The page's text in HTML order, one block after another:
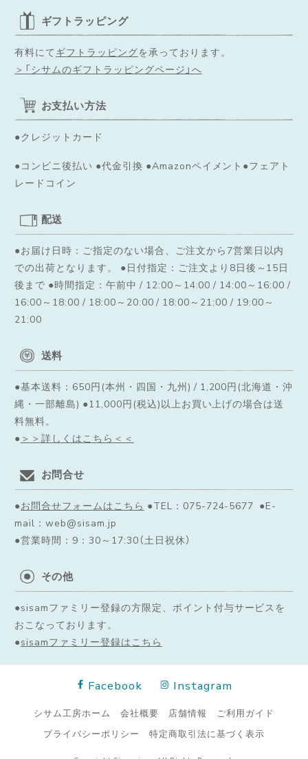
ギフトラッピング
有料にて ギフトラッピングを承っております。
＞「シサムのギフトラッピングページ」へ
お支払い方法
●クレジットカード
●コンビニ後払い ●代金引換 ●Amazonペイメント●フェアト
レードコイン
配送
●お届け日時：ご指定のない場合、ご注文から7営業日以内
での出荷となります。
●日付指定：ご注文より8日後～15日
後まで ●時間指定：午前中 / 12:00～14:00 / 14:00～16:00 /
16:00～18:00 / 18:00～20:00 / 18:00～21:00 / 19:00～
21:00
送料
●基本送料：650円(本州・四国・九州) / 1,200円(北海道・沖
縄・一部離島) ●11,000円(税込)以上お買い上げの場合は送
料無料。
● ＞＞詳しくはこちら＜＜
お問合せ
●お問合せフォームはこちら ●TEL：075-724-5677 ●E-
mail：web@sisam.jp
●営業時間：9：30～17:30（土日祝休）
その他
●sisamファミリー登録の方限定、ポイント付与サービスを
おこなっております。
●sisamファミリー登録はこちら
Facebook Instagram
シサム工房ホーム 会社概要 店舗情報
ご利用ガイド
プライバシーポリシー
特定商取引法に基づく表示